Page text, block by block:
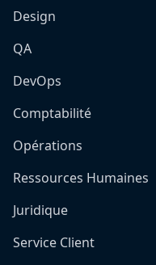
Design
QA
DevOps
Comptabilité
Opérations
Ressources Humaines
Juridique
Service Client